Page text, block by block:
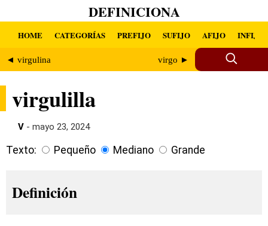
DEFINICIONA
HOME CATEGORÍAS PREFIJO SUFIJO AFIJO INFIJO
◄ virgulina virgo ►
virgulilla
V - mayo 23, 2024
Texto: Pequeño Mediano Grande
Definición